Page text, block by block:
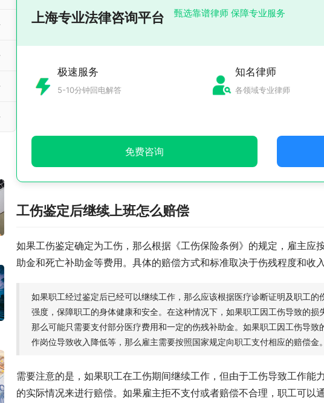
上海专业法律咨询平台 甄选靠谱律师 保障专业服务
极速服务
5-10分钟回电解答
知名律师
各领域专业律师
免费咨询
工伤鉴定后继续上班怎么赔偿
如果工伤鉴定确定为工伤，那么根据《工伤保险条例》的规定，雇主应
助金和死亡补助金等费用。具体的赔偿方式和标准取决于伤残程度和收
如果职工经过鉴定后已经可以继续工作，那么应该根据医疗诊断证明及职工
强度，保障职工的身体健康和安全。在这种情况下，如果职工因工伤导致的
那么可能只需要支付部分医疗费用和一定的伤残补助金。如果职工因工伤导
作岗位导致收入降低等，那么雇主需要按照国家规定向职工支付相应的赔偿金
需要注意的是，如果职工在工伤期间继续工作，但由于工伤导致工作能
的实际情况来进行赔偿。如果雇主拒不支付或者赔偿不合理，职工可以